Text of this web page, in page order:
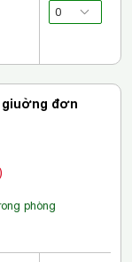
giuờng đơn
phòng